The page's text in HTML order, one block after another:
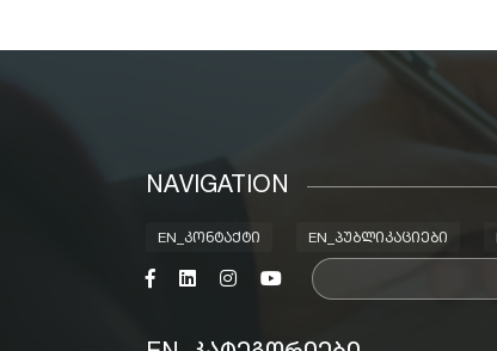
NAVIGATION
EN_ᲙᲝᲜᲢᲐᲥᲢᲘ EN_ᲞᲣᲑᲚᲘᲙᲐᲪᲘᲔᲑᲘ